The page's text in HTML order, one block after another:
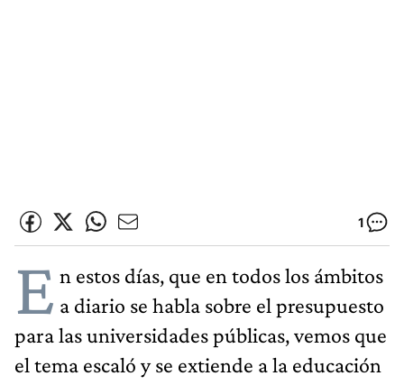
1
E n estos días, que en todos los ámbitos
a diario se habla sobre el presupuesto
para las universidades públicas, vemos que
el tema escaló y se extiende a la educación